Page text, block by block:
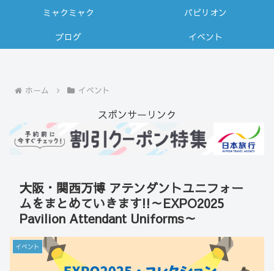
ミャクミャク
パビリオン
ブログ
イベント
ホーム イベント
スポンサーリンク
大阪・関西万博 アテンダントユニフォー
ムをまとめていきます!!～EXPO2025
Pavilion Attendant Uniforms～
イベント